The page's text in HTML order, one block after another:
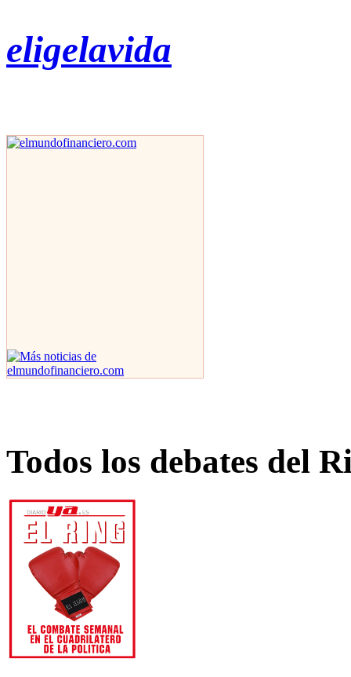
eligelavida
Todos los debates del